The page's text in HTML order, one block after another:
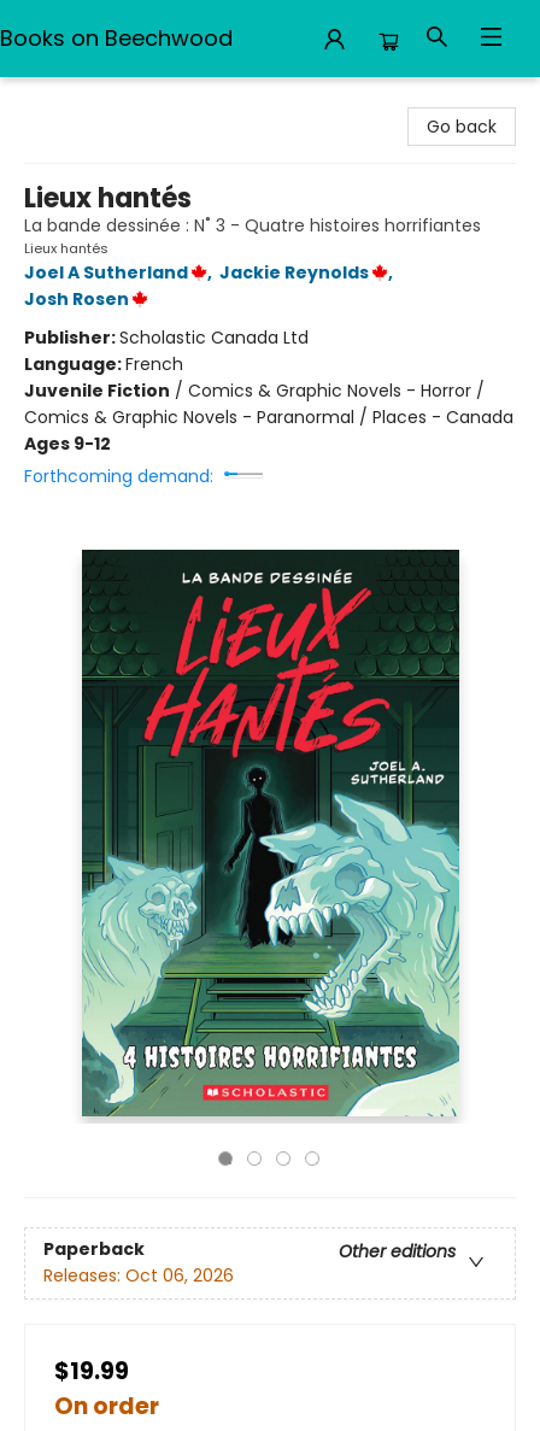
Books on Beechwood
Go back
Lieux hantés
La bande dessinée : N˚ 3 - Quatre histoires horrifiantes
Lieux hantés
Joel A Sutherland , Jackie Reynolds
,
Josh Rosen
Publisher:Scholastic Canada Ltd
Language:French
Juvenile Fiction / Comics & Graphic Novels - Horror /
Comics & Graphic Novels - Paranormal / Places - Canada
Ages 9-12
Forthcoming demand:
Paperback
Other editions
Releases: Oct 06, 2026
$19.99
On order